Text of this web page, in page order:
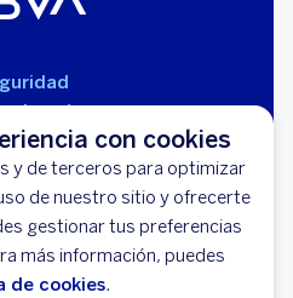
con cookies
y de terceros para optimizar
de nuestro sitio y ofrecerte
gestionar tus preferencias
más información, puedes
de cookies.
Legal
de Contratación
del Sitio
595-0000
- RUC 20100130204
3055 - San Isidro